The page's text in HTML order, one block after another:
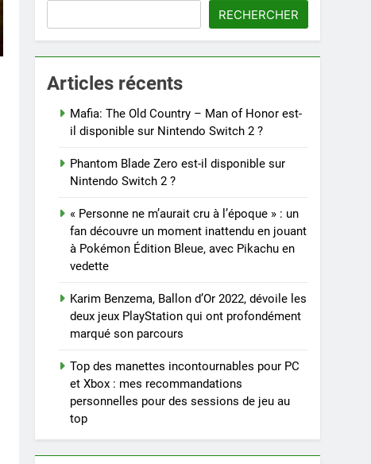
RECHERCHER
Articles récents
Mafia: The Old Country – Man of Honor est-
il disponible sur Nintendo Switch 2 ?
Phantom Blade Zero est-il disponible sur
Nintendo Switch 2 ?
« Personne ne m’aurait cru à l’époque » : un
fan découvre un moment inattendu en jouant
à Pokémon Édition Bleue, avec Pikachu en
vedette
Karim Benzema, Ballon d’Or 2022, dévoile les
deux jeux PlayStation qui ont profondément
marqué son parcours
Top des manettes incontournables pour PC
et Xbox : mes recommandations
personnelles pour des sessions de jeu au
top